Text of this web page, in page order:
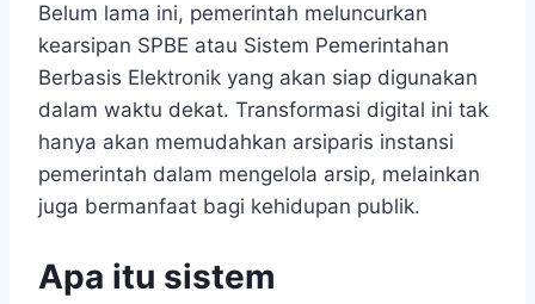
Belum lama ini, pemerintah meluncurkan
kearsipan SPBE atau Sistem Pemerintahan
Berbasis Elektronik yang akan siap digunakan
dalam waktu dekat. Transformasi digital ini tak
hanya akan memudahkan arsiparis instansi
pemerintah dalam mengelola arsip, melainkan
juga bermanfaat bagi kehidupan publik.
Apa itu sistem